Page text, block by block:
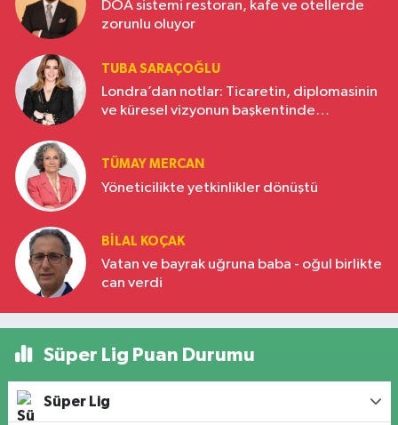
DOA sistemi restoran, kafe ve otellerde
zorunlu oluyor
TUBA SARAÇOĞLU
Londra’dan notlar: Ticaretin, diplomasinin
ve küresel vizyonun başkentinde
TÜMAY MERCAN
Yöneticilikte yetkinlikler dönüştü
BILAL KOÇAK
Vatan ve bayrak uğruna baba - oğul birlikte
can verdi
Süper Lig Puan Durumu
Süper Lig